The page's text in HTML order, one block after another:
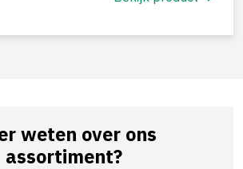
weten over ons
assortiment?